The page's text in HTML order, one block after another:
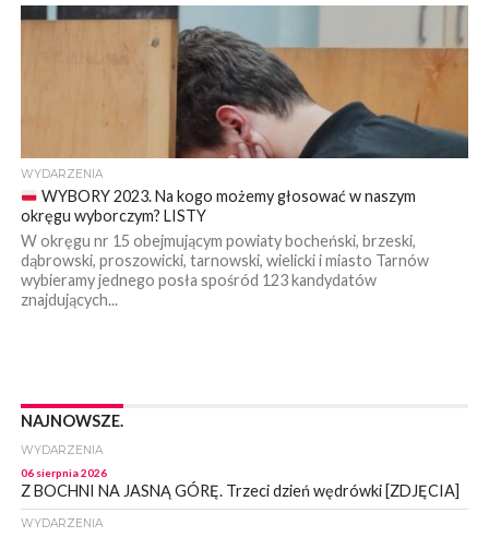
WYDARZENIA
WYBORY 2023. Na kogo możemy głosować w naszym
okręgu wyborczym? LISTY
W okręgu nr 15 obejmującym powiaty bocheński, brzeski,
dąbrowski, proszowicki, tarnowski, wielicki i miasto Tarnów
wybieramy jednego posła spośród 123 kandydatów
znajdujących...
NAJNOWSZE.
WYDARZENIA
06 sierpnia 2026
Z BOCHNI NA JASNĄ GÓRĘ. Trzeci dzień wędrówki [ZDJĘCIA]
WYDARZENIA